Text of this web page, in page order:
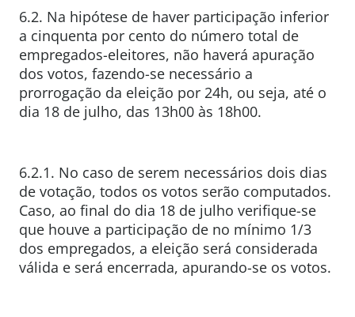
6.2. Na hipótese de haver participação inferior
a cinquenta por cento do número total de
empregados-eleitores, não haverá apuração
dos votos, fazendo-se necessário a
prorrogação da eleição por 24h, ou seja, até o
dia 18 de julho, das 13h00 às 18h00.
6.2.1. No caso de serem necessários dois dias
de votação, todos os votos serão computados.
Caso, ao final do dia 18 de julho verifique-se
que houve a participação de no mínimo 1/3
dos empregados, a eleição será considerada
válida e será encerrada, apurando-se os votos.